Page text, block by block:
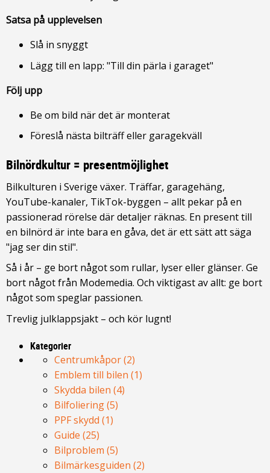
Satsa på upplevelsen
Slå in snyggt
Lägg till en lapp: "Till din pärla i garaget"
Följ upp
Be om bild när det är monterat
Föreslå nästa bilträff eller garagekväll
Bilnördkultur = presentmöjlighet
Bilkulturen i Sverige växer. Träffar, garagehäng,
YouTube-kanaler, TikTok-byggen – allt pekar på en
passionerad rörelse där detaljer räknas. En present till
en bilnörd är inte bara en gåva, det är ett sätt att säga
"jag ser din stil".
Så i år – ge bort något som rullar, lyser eller glänser. Ge
bort något från Modemedia. Och viktigast av allt: ge bort
något som speglar passionen.
Trevlig julklappsjakt – och kör lugnt!
Kategorier
Centrumkåpor (2)
Emblem till bilen (1)
Skydda bilen (4)
Bilfoliering (5)
PPF skydd (1)
Guide (25)
Bilproblem (5)
Bilmärkesguiden (2)